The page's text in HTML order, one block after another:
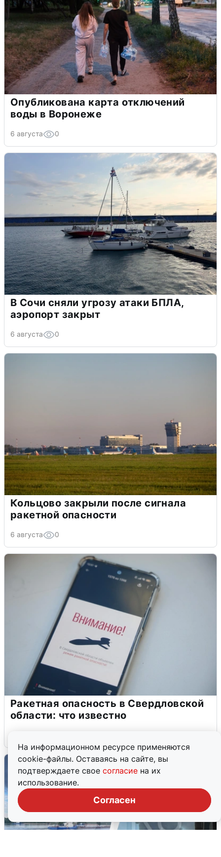
На информационном ресурсе применяются
cookie-файлы. Оставаясь на сайте, вы
подтверждаете свое согласие на их
использование.
Согласен
Опубликована карта отключений
воды в Воронеже
6 августа 0
В Сочи сняли угрозу атаки БПЛА,
аэропорт закрыт
6 августа 0
Кольцово закрыли после сигнала
ракетной опасности
6 августа 0
Ракетная опасность в Свердловской
области: что известно